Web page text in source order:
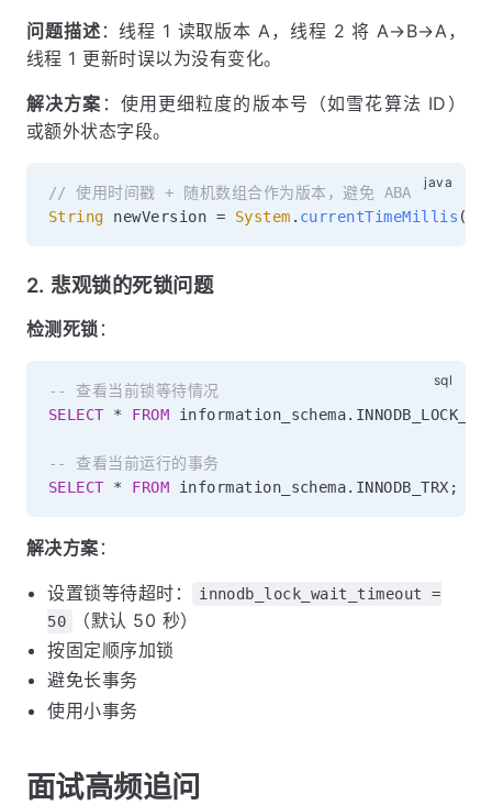
问题描述 ：线程 1 读取版本 A，线程 2 将 A→B→A，
线程 1 更新时误以为没有变化。
解决方案 ：使用更细粒度的版本号（如雪花算法 ID）
或额外状态字段。
// 使用时间戳 + 随机数组合作为版本，避免 ABA
String newVersion = System . currentTimeMillis (
2. 悲观锁的死锁问题
检测死锁 ：
-- 查看当前锁等待情况
SELECT
* FROM information_schema.
-- 查看当前运行的事务
SELECT
* FROM information_schema. INNODB_TRX ;
解决方案 ：
设置锁等待超时：
innodb_lock_wait_timeout =
50
（默认 50 秒）
按固定顺序加锁
避免长事务
使用小事务
面试高频追问